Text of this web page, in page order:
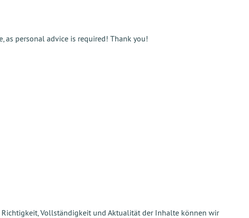
as personal advice is required! Thank you!
Vollständigkeit und Aktualität der Inhalte können wir